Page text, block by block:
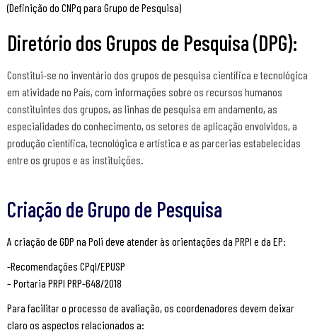
(Definição do CNPq para Grupo de Pesquisa)
Diretório dos Grupos de Pesquisa (DPG):
Constitui-se no inventário dos grupos de pesquisa científica e tecnológica
em atividade no País, com informações sobre os recursos humanos
constituintes dos grupos, as linhas de pesquisa em andamento, as
especialidades do conhecimento, os setores de aplicação envolvidos, a
produção científica, tecnológica e artística e as parcerias estabelecidas
entre os grupos e as instituições.
Criação de Grupo de Pesquisa
A criação de GDP na Poli deve atender às orientações da PRPI e da EP:
-Recomendações CPqI/EPUSP
– Portaria PRPI PRP-648/2018
Para facilitar o processo de avaliação, os coordenadores devem deixar
claro os aspectos relacionados a: